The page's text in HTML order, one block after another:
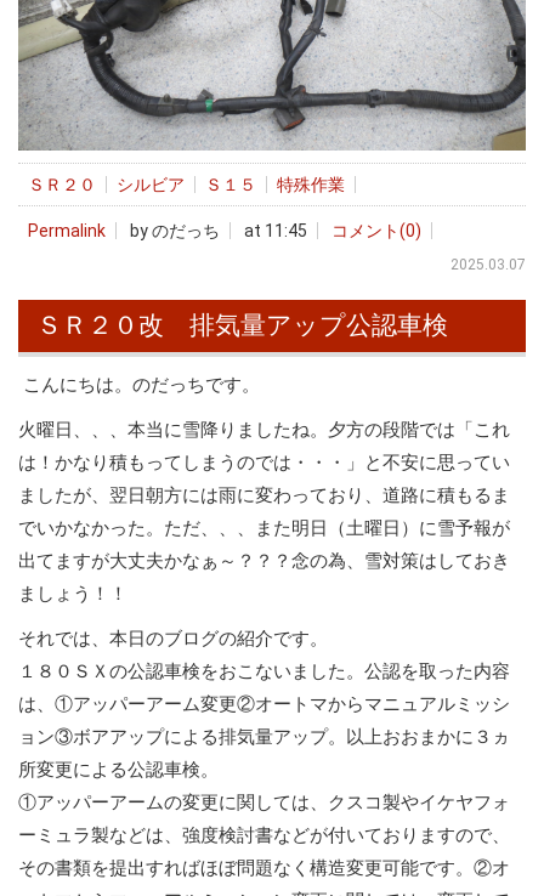
ＳＲ２０ シルビア Ｓ１５ 特殊作業
Permalink by のだっち at 11:45 コメント(0)
2025.03.07
ＳＲ２０改 排気量アップ公認車検
こんにちは。のだっちです。
火曜日、、、本当に雪降りましたね。夕方の段階では「これ
は！かなり積もってしまうのでは・・・」と不安に思ってい
ましたが、翌日朝方には雨に変わっており、道路に積もるま
でいかなかった。ただ、、、また明日（土曜日）に雪予報が
出てますが大丈夫かなぁ～？？？念の為、雪対策はしておき
ましょう！！
それでは、本日のブログの紹介です。
１８０ＳＸの公認車検をおこないました。公認を取った内容
は、①アッパーアーム変更②オートマからマニュアルミッシ
ョン③ボアアップによる排気量アップ。以上おおまかに３ヵ
所変更による公認車検。
①アッパーアームの変更に関しては、クスコ製やイケヤフォ
ーミュラ製などは、強度検討書などが付いておりますので、
その書類を提出すればほぼ問題なく構造変更可能です。②オ